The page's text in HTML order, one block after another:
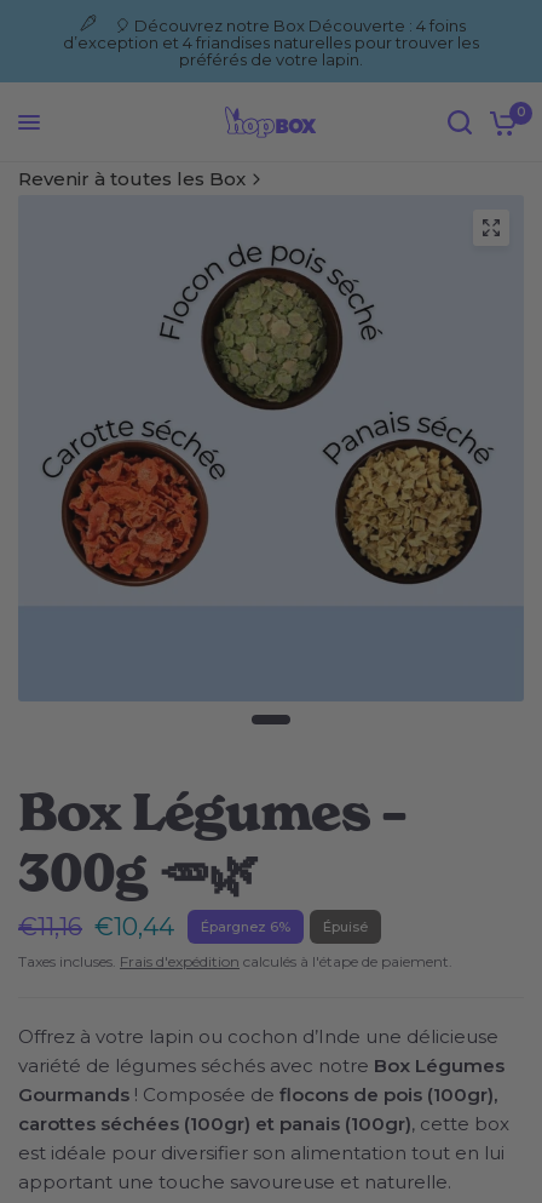
🎈 Découvrez notre Box Découverte : 4 foins
d’exception et 4 friandises naturelles pour trouver les
préférés de votre lapin.
0
Revenir à toutes les Box
Box Légumes –
300g 🥕🌿
€11,16 €10,44 Épargnez 6% Épuisé
Taxes incluses. Frais d'expédition calculés à l'étape de paiement.
Offrez à votre lapin ou cochon d’Inde une délicieuse
variété de légumes séchés avec notre Box Légumes
Gourmands ! Composée deflocons de pois (100gr),
carottes séchées (100gr) et panais (100gr), cette box
est idéale pour diversifier son alimentation tout en lui
apportant une touche savoureuse et naturelle.